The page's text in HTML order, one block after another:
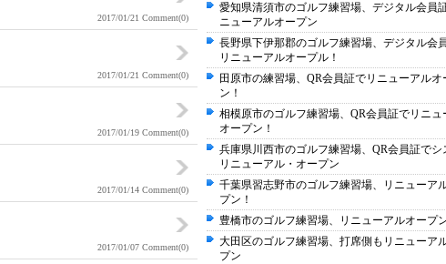
2017/01/21 Comment(0)
2017/01/21 Comment(0)
2017/01/19 Comment(0)
2017/01/14 Comment(0)
2017/01/07 Comment(0)
愛知県清須市のゴルフ練習場、デジタル会員
ニューアルオープン
長野県下伊那郡のゴルフ練習場、デジタル会
リニューアルオープル！
田原市の練習場、QR会員証でリニューアルオ
ン！
相模原市のゴルフ練習場、QR会員証でリニュ
オープン！
兵庫県川西市のゴルフ練習場、QR会員証でシ
リニューアル・オープン
千葉県習志野市のゴルフ練習場、リニューア
プン！
豊橋市のゴルフ練習場、リニューアルオープ
大田区のゴルフ練習場、打席側もリニューア
プン